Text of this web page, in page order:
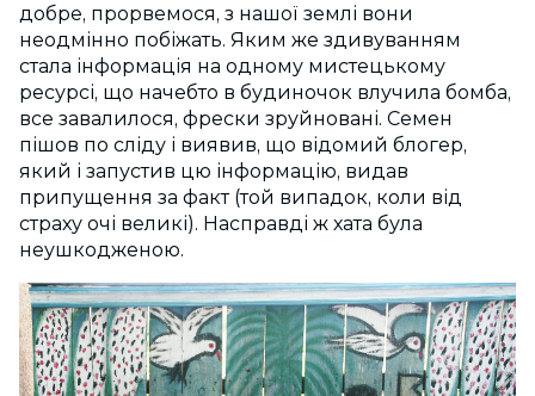
добре, прорвемося, з нашої землі вони
неодмінно побіжать. Яким же здивуванням
стала інформація на одному мистецькому
ресурсі, що начебто в будиночок влучила бомба,
все завалилося, фрески зруйновані. Семен
пішов по сліду і виявив, що відомий блогер,
який і запустив цю інформацію, видав
припущення за факт (той випадок, коли від
страху очі великі). Насправді ж хата була
неушкодженою.